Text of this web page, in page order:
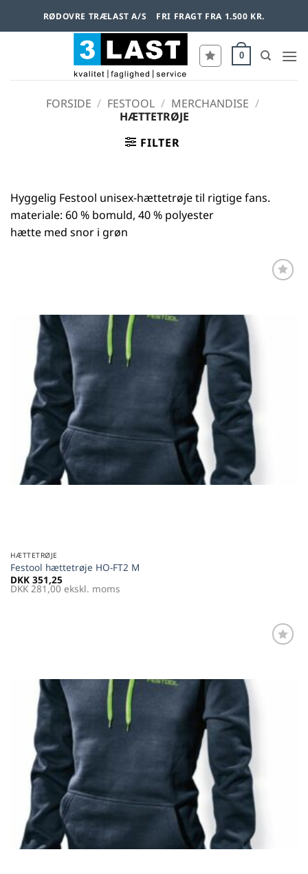
RØDOVRE TRÆLAST A/S FRI FRAGT FRA 1.500 KR.
0
FORSIDE / FESTOOL / MERCHANDISE /
HÆTTETRØJE
FILTER
Hyggelig Festool unisex-hættetrøje til rigtige fans.
materiale: 60 % bomuld, 40 % polyester
hætte med snor i grøn
HÆTTETRØJE
Festool hættetrøje HO-FT2 M
DKK 351,25
DKK 281,00 ekskl. moms